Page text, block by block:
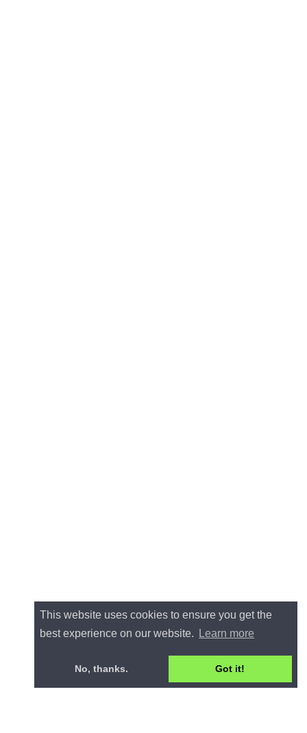
This website uses cookies to ensure you get the
best experience on our website.
Learn more
No, thanks. Got it!